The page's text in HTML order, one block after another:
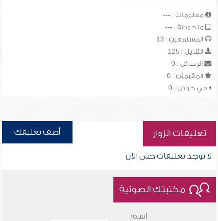
معلومات : ---
ملحوظة : ---
المستمعين : 13
التنزيل : 125
الرسائل : 0
المقيميّن : 0
في خزائن : 0
تعليقات الزوار أضف تعليقك
لا توجد تعليقات حتى الآن
مكتبتك الصوتية
اسم